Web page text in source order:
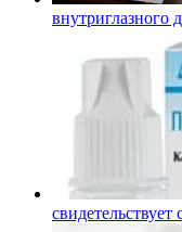
внутриглазного
свидетельствует